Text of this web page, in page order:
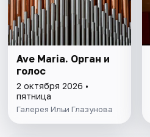
Ave Maria. Орган и
голос
2 октября 2026 •
пятница
Галерея Ильи Глазунова